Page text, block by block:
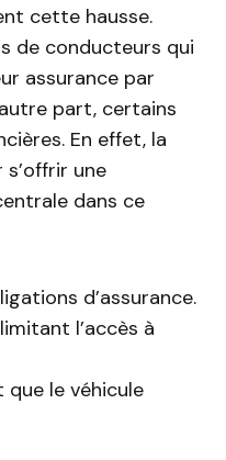
cette hausse.
de conducteurs qui
assurance par
part, certains
En effet, la
une
dans ce
d’assurance.
l’accès à
le véhicule